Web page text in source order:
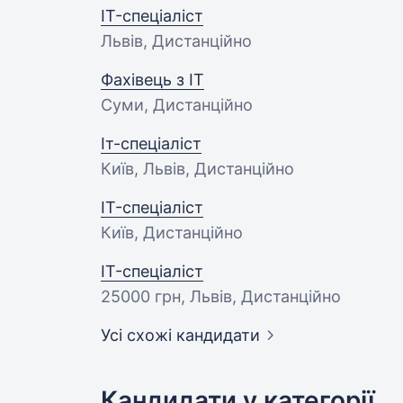
IT-спеціаліст
Львів, Дистанційно
Фахівець з IT
Суми, Дистанційно
Іт-спеціаліст
Київ, Львів, Дистанційно
IT-спеціаліст
Київ, Дистанційно
IT-спеціаліст
25000 грн, Львів, Дистанційно
Усі схожі кандидати